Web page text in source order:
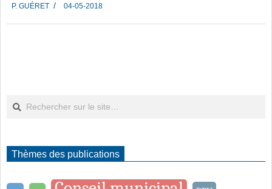
05-
04
P. GUÉRET 04-05-2018
Thèmes des publications